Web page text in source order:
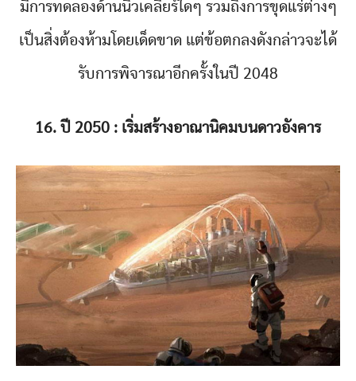
มีการทดลองด้านนิวเคลียร์ใดๆ รวมถึงการขุดแร่ต่างๆ
เป็นสิ่งต้องห้ามโดยเด็ดขาด แต่ข้อตกลงดังกล่าวจะได้
รับการพิจารณาอีกครั้งในปี 2048
16. ปี 2050 : เริ่มสร้างอาณานิคมบนดาวอังคาร